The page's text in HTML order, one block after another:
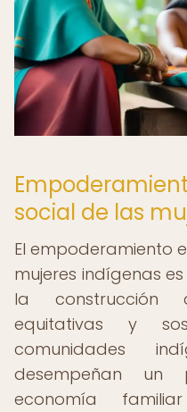
social de las
El empoderamiento
mujeres indígenas
la construcción
equitativas y
comunidades
desempeñan
economía